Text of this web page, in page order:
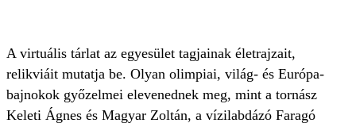
A virtuális tárlat az egyesület tagjainak életrajzait,
relikviáit mutatja be. Olyan olimpiai, világ- és Európa-
bajnokok győzelmei elevenednek meg, mint a tornász
Keleti Ágnes és Magyar Zoltán, a vízilabdázó Faragó